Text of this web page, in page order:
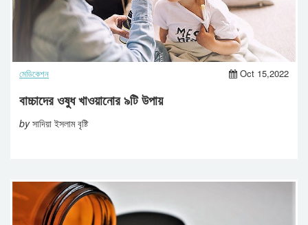
মেডিকেশন Oct 15,2022
বাচ্চাদের ওষুধ খাওয়ানোর ৯টি উপায়
byসাদিয়া ইসলাম বৃষ্টি